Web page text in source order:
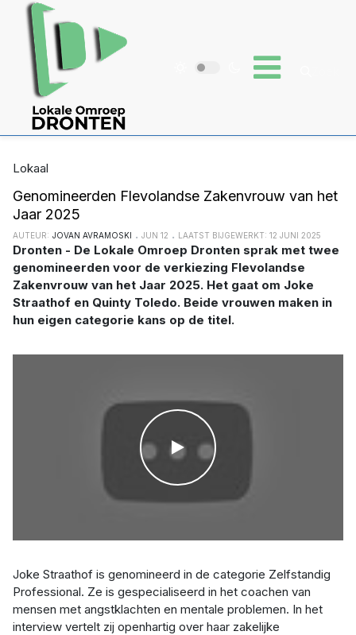
Lokaal
Genomineerden Flevolandse Zakenvrouw van het
Jaar 2025
AUTEUR: JOVAN AVRAMOSKI JUN 12 LAATST BIJGEWERKT: 12 JUNI 2025
Dronten - De Lokale Omroep Dronten sprak met twee
genomineerden voor de verkiezing Flevolandse
Zakenvrouw van het Jaar 2025. Het gaat om Joke
Straathof en Quinty Toledo. Beide vrouwen maken in
hun eigen categorie kans op de titel.
WATCH THE VIDEO
Joke Straathof is genomineerd in de categorie Zelfstandig
Professional. Ze is gespecialiseerd in het coachen van
mensen met angstklachten en mentale problemen. In het
interview vertelt zij openhartig over haar zakelijke